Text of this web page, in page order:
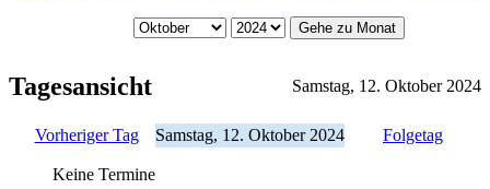
Gehe zu Monat
Tagesansicht Samstag, 12. Oktober 2024
Vorheriger Tag Samstag, 12. Oktober 2024 Folgetag
Keine Termine